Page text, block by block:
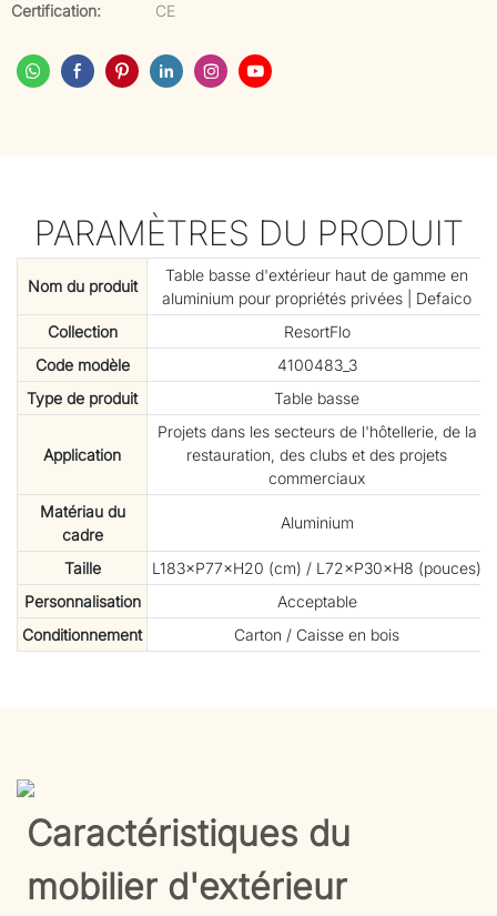
Certification: CE
PARAMÈTRES DU PRODUIT
Nom du produit
Table basse d'extérieur haut de gamme en
aluminium pour propriétés privées | Defaico
Collection
ResortFlo
Code modèle
4100483_3
Type de produit
Table basse
Application
Projets dans les secteurs de l'hôtellerie, de la
restauration, des clubs et des projets
commerciaux
Matériau du
cadre
Aluminium
Taille
L183×P77×H20 (cm) / L72×P30×H8 (pouces)
Personnalisation
Acceptable
Conditionnement
Carton / Caisse en bois
Caractéristiques du
mobilier d'extérieur